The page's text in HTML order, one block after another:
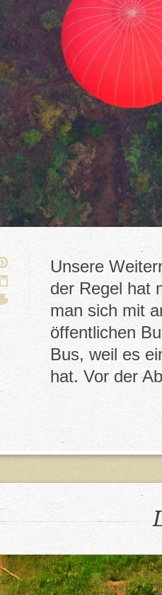
Unsere
der Regel hat
man sich mit
öffentlichen
Bus, weil es
hat. Vor der